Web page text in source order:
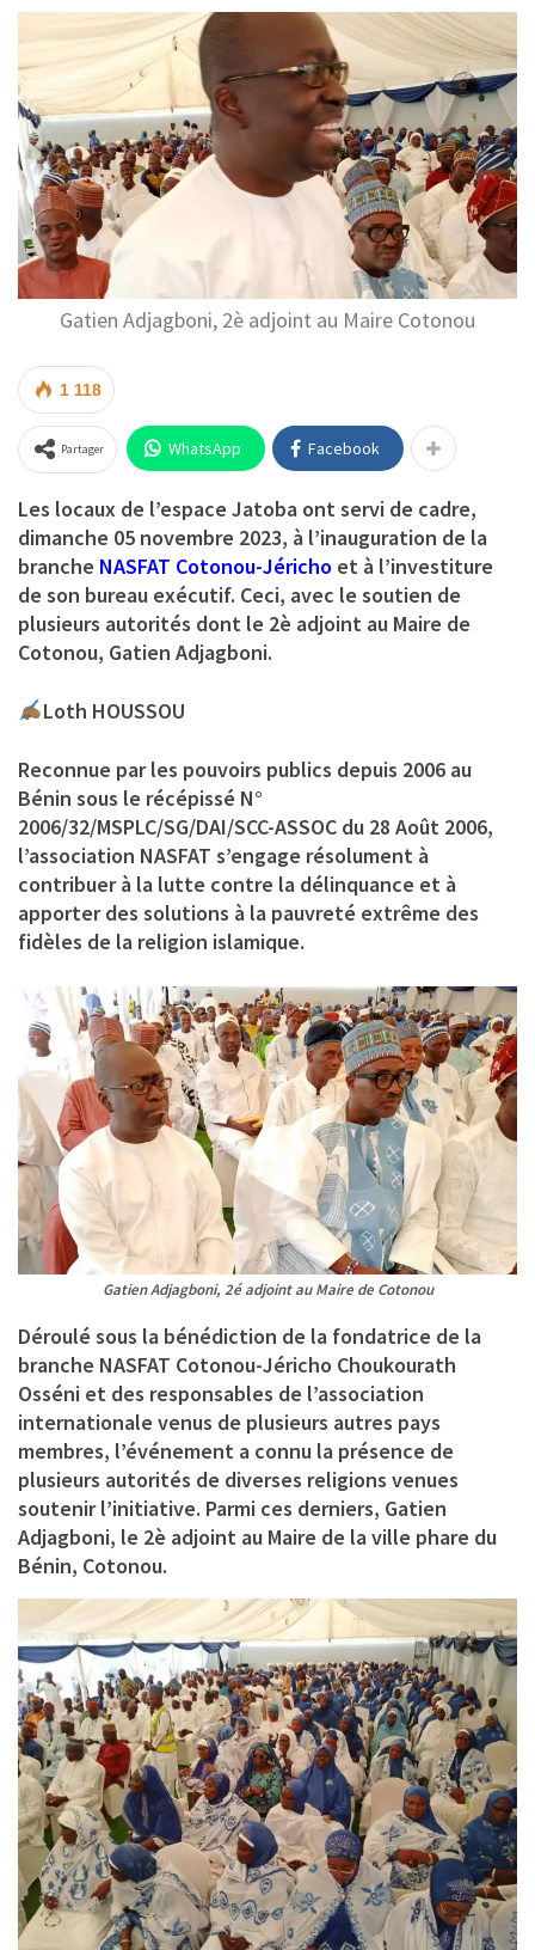
Gatien Adjagboni, 2è adjoint au Maire Cotonou
1 118
Partager WhatsApp Facebook
Les locaux de l’espace Jatoba ont servi de cadre,
dimanche 05 novembre 2023, à l’inauguration de la
branche NASFAT Cotonou-Jéricho et à l’investiture
de son bureau exécutif. Ceci, avec le soutien de
plusieurs autorités dont le 2è adjoint au Maire de
Cotonou, Gatien Adjagboni.
Loth HOUSSOU
Reconnue par les pouvoirs publics depuis 2006 au
Bénin sous le récépissé N°
2006/32/MSPLC/SG/DAI/SCC-ASSOC du 28 Août 2006,
l’association NASFAT s’engage résolument à
contribuer à la lutte contre la délinquance et à
apporter des solutions à la pauvreté extrême des
fidèles de la religion islamique.
Gatien Adjagboni, 2é adjoint au Maire de Cotonou
Déroulé sous la bénédiction de la fondatrice de la
branche NASFAT Cotonou-Jéricho Choukourath
Osséni et des responsables de l’association
internationale venus de plusieurs autres pays
membres, l’événement a connu la présence de
plusieurs autorités de diverses religions venues
soutenir l’initiative. Parmi ces derniers, Gatien
Adjagboni, le 2è adjoint au Maire de la ville phare du
Bénin, Cotonou.